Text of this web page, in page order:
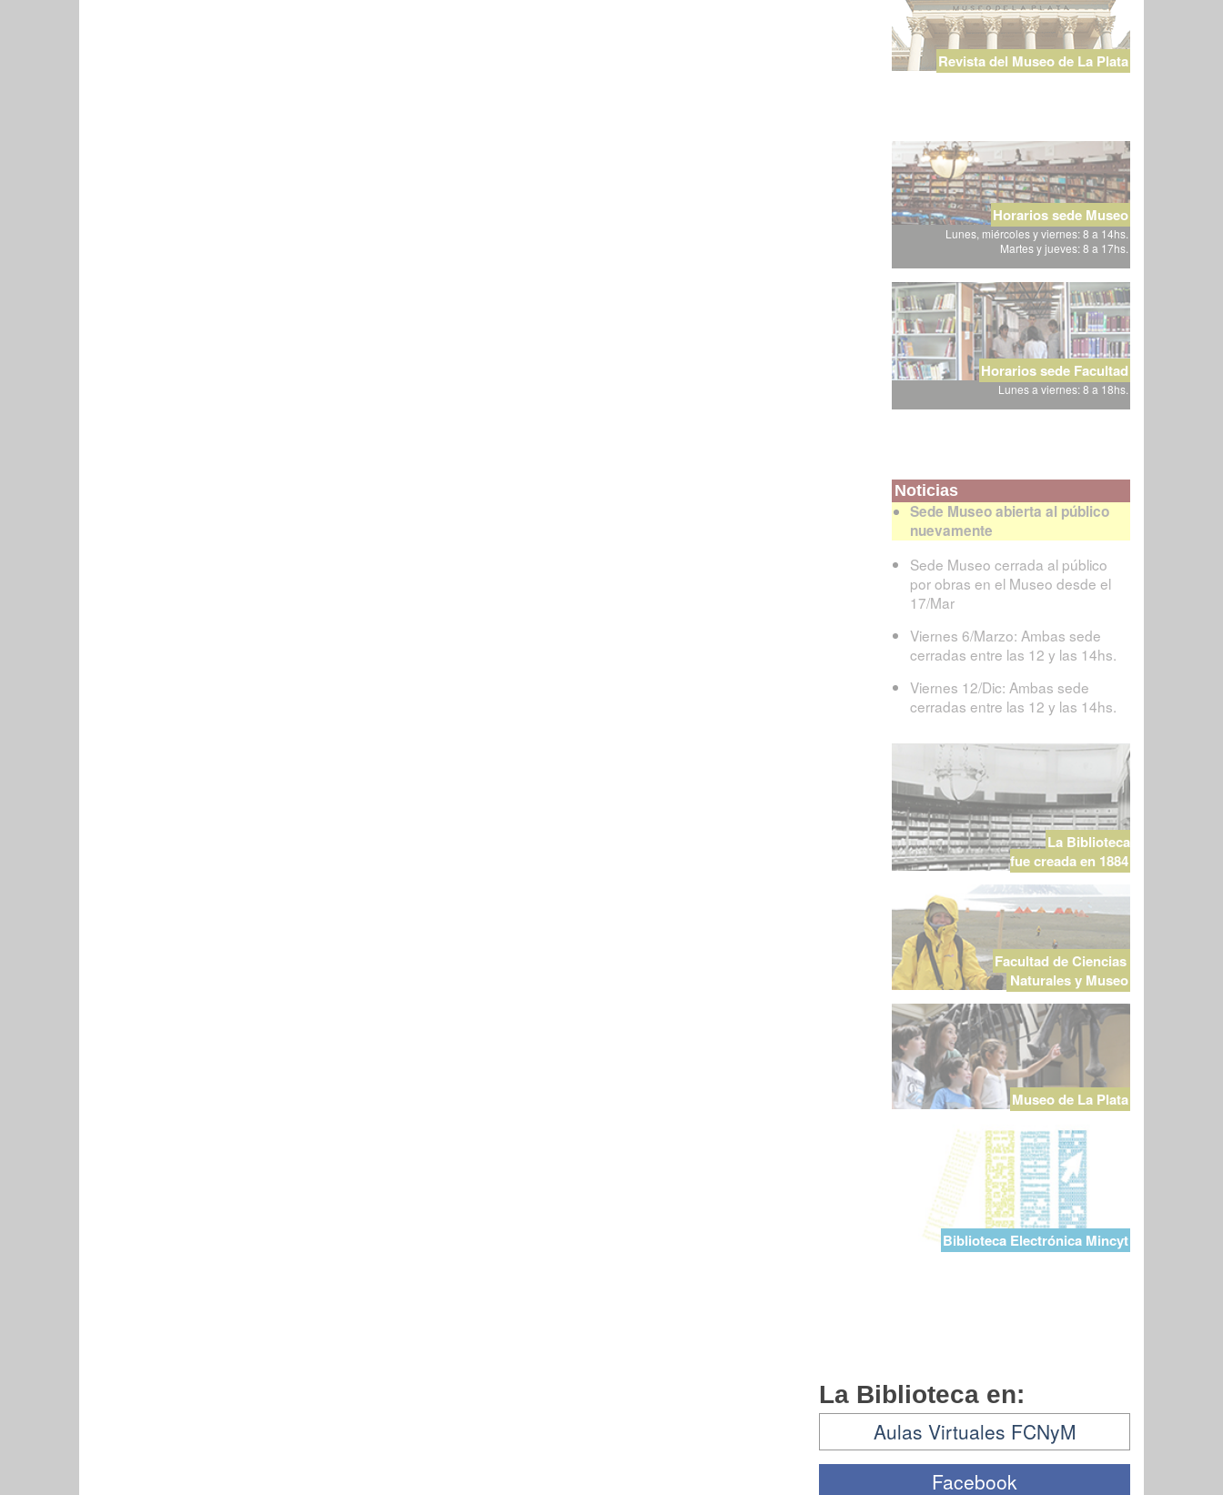
Revista del Museo de La Plata
Horarios sede Museo
Lunes, miércoles y viernes: 8 a 14hs.
Martes y jueves: 8 a 17hs.
Horarios sede Facultad
Lunes a viernes: 8 a 18hs.
Noticias
Sede Museo abierta al público
nuevamente
Sede Museo cerrada al público
por obras en el Museo desde el
17/Mar
Viernes 6/Marzo: Ambas sede
cerradas entre las 12 y las 14hs.
Viernes 12/Dic: Ambas sede
cerradas entre las 12 y las 14hs.
La Biblioteca
fue creada en 1884
Facultad de Ciencias
Naturales y Museo
Museo de La Plata
Biblioteca Electrónica Mincyt
La Biblioteca en:
Aulas Virtuales FCNyM
Facebook